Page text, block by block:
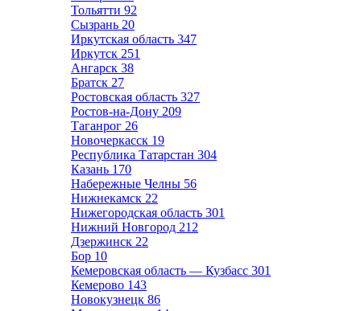
Тольятти 92
Сызрань 20
Иркутская область 347
Иркутск 251
Ангарск 38
Братск 27
Ростовская область 327
Ростов-на-Дону 209
Таганрог 26
Новочеркасск 19
Республика Татарстан 304
Казань 170
Набережные Челны 56
Нижнекамск 22
Нижегородская область 301
Нижний Новгород 212
Дзержинск 22
Бор 10
Кемеровская область — Кузбасс 301
Кемерово 143
Новокузнецк 86